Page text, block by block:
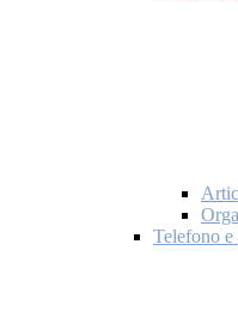
Telefono e